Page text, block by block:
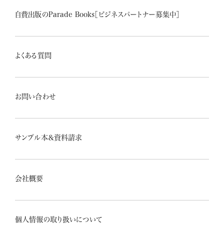
自費出版のParade Books［ビジネスパートナー募集中］
よくある質問
お問い合わせ
サンプル本＆資料請求
会社概要
個人情報の取り扱いについて